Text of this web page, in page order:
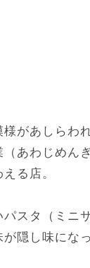
があしらわ
（あわじめん
る店。
スタ（ミニ
隠し味にな